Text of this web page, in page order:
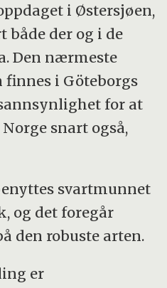
i Østersjøen,
både der og i de
Den nærmeste
finnes i Göteborgs
for at
snart også,
svartmunnet
og det foregår
den robuste arten.
er